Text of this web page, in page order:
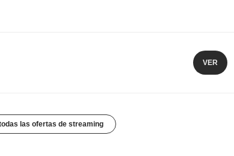
VER
las ofertas de streaming